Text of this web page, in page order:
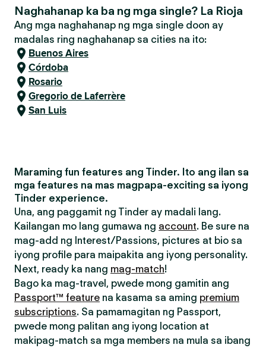
Naghahanap ka ba ng mga single? La Rioja
Ang mga naghahanap ng mga single doon ay
madalas ring naghahanap sa cities na ito:
Buenos Aires
Córdoba
Rosario
Gregorio de Laferrère
San Luis
Maraming fun features ang Tinder. Ito ang ilan sa
mga features na mas magpapa-exciting sa iyong
Tinder experience.
Una, ang paggamit ng Tinder ay madali lang.
Kailangan mo lang gumawa ng account. Be sure na
mag-add ng Interest/Passions, pictures at bio sa
iyong profile para maipakita ang iyong personality.
Next, ready ka nang mag-match!
Bago ka mag-travel, pwede mong gamitin ang
Passport™ feature na kasama sa aming premium
subscriptions. Sa pamamagitan ng Passport,
pwede mong palitan ang iyong location at
makipag-match sa mga members na mula sa ibang